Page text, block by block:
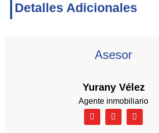
Detalles Adicionales
Asesor
Yurany Vélez
Agente inmobiliario